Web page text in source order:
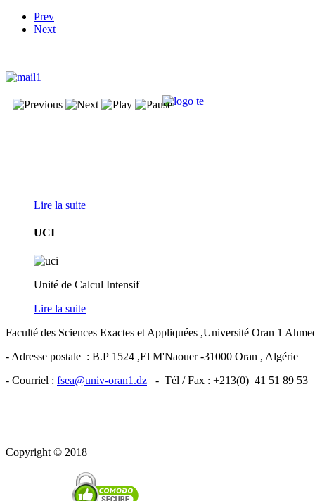
Prev
Next
Lire la suite
UCI
Unité de Calcul Intensif
Lire la suite
Faculté des Sciences Exactes et Appliquées ,Université Oran 1
- Adresse postale : B.P 1524 ,El M'Naouer -31000 Oran , Algérie
- Courriel : fsea@univ-oran1.dz - Tél / Fax : +213(0) 41 51 89 53
Copyright © 2018